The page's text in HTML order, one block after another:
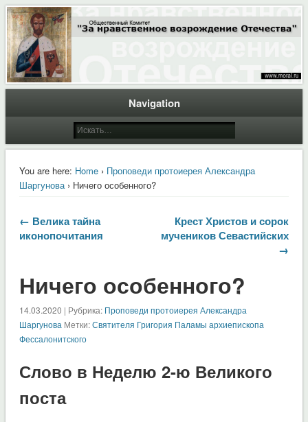
Moral.Ru
Общественный Комитет "За нравственное возрождение Отечества"
Navigation
You are here: Home› Проповеди протоиерея Александра
Шаргунова› Ничего особенного?
← Велика тайна
иконопочитания
Крест Христов и сорок
мучеников Севастийских
→
Ничего особенного?
14.03.2020 | Рубрика: Проповеди протоиерея Александра
Шаргунова Метки:Святителя Григория Паламы архиепископа
Фессалонитского
Слово в Неделю 2-ю Великого
поста